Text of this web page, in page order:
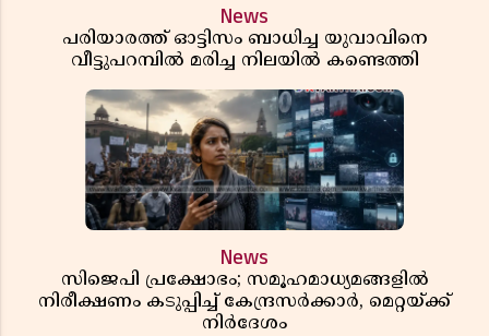
News
പരിയാരത്ത് ഓട്ടിസം ബാധിച്ച യുവാവിനെ
വീട്ടുപറമ്പിൽ മരിച്ച നിലയിൽ കണ്ടെത്തി
News
സിജെപി പ്രക്ഷോഭം; സമൂഹമാധ്യമങ്ങളിൽ
നിരീക്ഷണം കടുപ്പിച്ച് കേന്ദ്രസർക്കാർ, മെറ്റയ്ക്ക്
നിർദേശം